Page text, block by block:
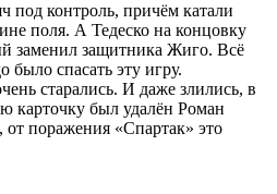
под контроль, причём катали
поля. А Тедеско на концовку
заменил защитника Жиго. Всё
было спасать эту игру.
старались. И даже злились, в
карточку был удалён Роман
поражения «Спартак» это